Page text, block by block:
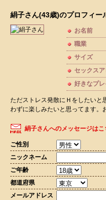
絹子さん(43歳)のプロフィー
お名前
職業
サイズ
セックス
好きなプレ
ただストレス発散にＨをしたいと
わずに楽しみたいと思ってます。
絹子さんへのメッセージはこ